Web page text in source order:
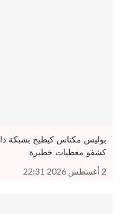
بوليس مكناس كيطيح بشبكة
كشفو معطيات خطيرة
2 أغسطس 2026 22:31